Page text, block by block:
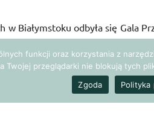
w Białymstoku odbyła się Gala
w Życiu – Anna Węgrzyn.
Elżbiety Wierzbickiej,
oraz obserwować
funkcji oraz korzystania z
Twojej przeglądarki nie blokują tych
Zgoda